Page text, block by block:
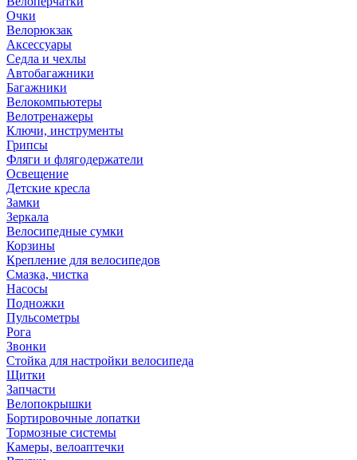
Очки
Велорюкзак
Аксессуары
Седла и чехлы
Автобагажники
Багажники
Велокомпьютеры
Велотренажеры
Ключи, инструменты
Грипсы
Фляги и флягодержатели
Освещение
Детские кресла
Замки
Зеркала
Велосипедные сумки
Корзины
Крепление для велосипедов
Смазка, чистка
Насосы
Подножки
Пульсометры
Рога
Звонки
Стойка для настройки велосипеда
Щитки
Запчасти
Велопокрышки
Бортировочные лопатки
Тормозные системы
Камеры, велоаптечки